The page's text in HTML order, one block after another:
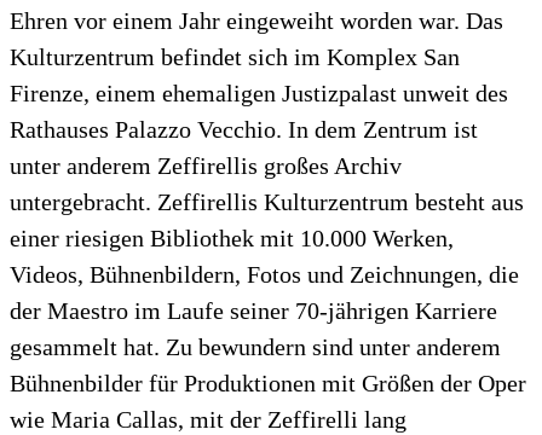
Ehren vor einem Jahr eingeweiht worden war. Das
Kulturzentrum befindet sich im Komplex San
Firenze, einem ehemaligen Justizpalast unweit des
Rathauses Palazzo Vecchio. In dem Zentrum ist
unter anderem Zeffirellis großes Archiv
untergebracht. Zeffirellis Kulturzentrum besteht aus
einer riesigen Bibliothek mit 10.000 Werken,
Videos, Bühnenbildern, Fotos und Zeichnungen, die
der Maestro im Laufe seiner 70-jährigen Karriere
gesammelt hat. Zu bewundern sind unter anderem
Bühnenbilder für Produktionen mit Größen der Oper
wie Maria Callas, mit der Zeffirelli lang